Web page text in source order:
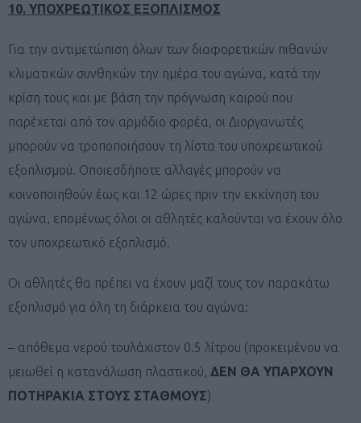
10. ΥΠΟΧΡΕΩΤΙΚΟΣ ΕΞΟΠΛΙΣΜΟΣ
Για την αντιμετώπιση όλων των διαφορετικών πιθανών
κλιματικών συνθηκών την ημέρα του αγώνα, κατά την
κρίση τους και με βάση την πρόγνωση καιρού που
παρέχεται από τον αρμόδιο φορέα, οι Διοργανωτές
μπορούν να τροποποιήσουν τη λίστα του υποχρεωτικού
εξοπλισμού. Οποιεσδήποτε αλλαγές μπορούν να
κοινοποιηθούν έως και 12 ώρες πριν την εκκίνηση του
αγώνα, επομένως όλοι οι αθλητές καλούνται να έχουν όλο
τον υποχρεωτικό εξοπλισμό.
Οι αθλητές θα πρέπει να έχουν μαζί τους τον παρακάτω
εξοπλισμό για όλη τη διάρκεια του αγώνα:
– απόθεμα νερού τουλάχιστον 0.5 λίτρου (προκειμένου να
μειωθεί η κατανάλωση πλαστικού, ΔΕΝ ΘΑ ΥΠΑΡΧΟΥΝ
ΠΟΤΗΡΑΚΙΑ ΣΤΟΥΣ ΣΤΑΘΜΟΥΣ)